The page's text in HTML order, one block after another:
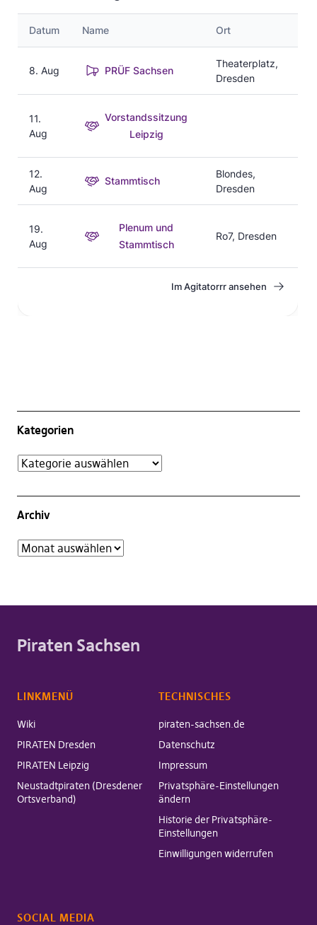
Kategorien
Archiv
Piraten Sachsen
LINKMENÜ
Wiki
PIRATEN Dresden
PIRATEN Leipzig
Neustadtpiraten (Dresdener
Ortsverband)
TECHNISCHES
piraten-sachsen.de
Datenschutz
Impressum
Privatsphäre-Einstellungen
ändern
Historie der Privatsphäre-
Einstellungen
Einwilligungen widerrufen
SOCIAL MEDIA